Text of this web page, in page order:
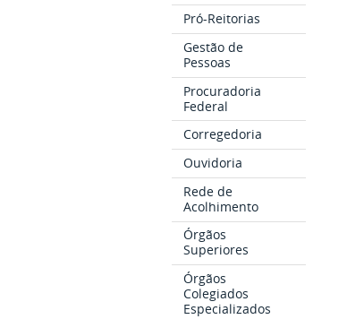
Pró-Reitorias
Gestão de
Pessoas
Procuradoria
Federal
Corregedoria
Ouvidoria
Rede de
Acolhimento
Órgãos
Superiores
Órgãos
Colegiados
Especializados